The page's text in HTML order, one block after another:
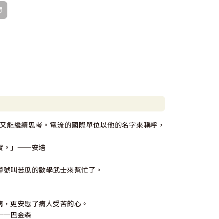
繼續思考。電流的國際單位以他的名字來稱呼，
。」──安培
叫苦瓜的數學武士來幫忙了。
更安慰了病人受苦的心。
巴金森